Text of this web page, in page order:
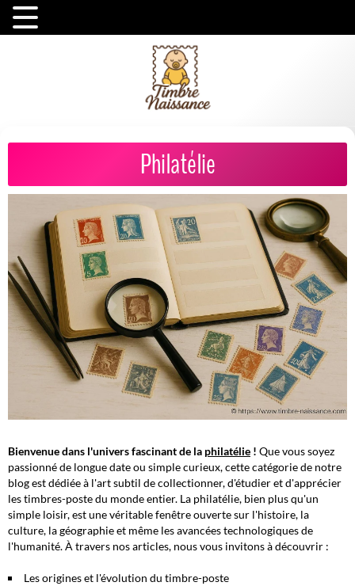
Philatélie
Bienvenue dans l'univers fascinant de la philatélie ! Que vous soyez
passionné de longue date ou simple curieux, cette catégorie de notre
blog est dédiée à l'art subtil de collectionner, d'étudier et d'apprécier
les timbres-poste du monde entier. La philatélie, bien plus qu'un
simple loisir, est une véritable fenêtre ouverte sur l'histoire, la
culture, la géographie et même les avancées technologiques de
l'humanité. À travers nos articles, nous vous invitons à découvrir :
Les origines et l'évolution du timbre-poste